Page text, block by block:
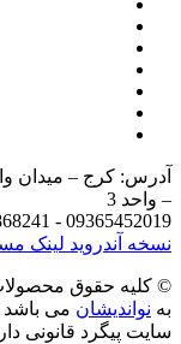
3
09365452019 - 09124868241 -
آندرویدلینک مستقیم
حقوق محصولات و
می باشد و هر
پیگرد قانونی دارد.